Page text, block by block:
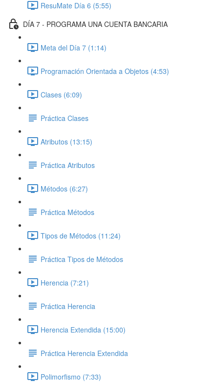
ResuMate Día 6 (5:55)
DÍA 7 - PROGRAMA UNA CUENTA BANCARIA
Meta del Día 7 (1:14)
Programación Orientada a Objetos (4:53)
Clases (6:09)
Práctica Clases
Atributos (13:15)
Práctica Atributos
Métodos (6:27)
Práctica Métodos
Tipos de Métodos (11:24)
Práctica Tipos de Métodos
Herencia (7:21)
Práctica Herencia
Herencia Extendida (15:00)
Práctica Herencia Extendida
Polimorfismo (7:33)